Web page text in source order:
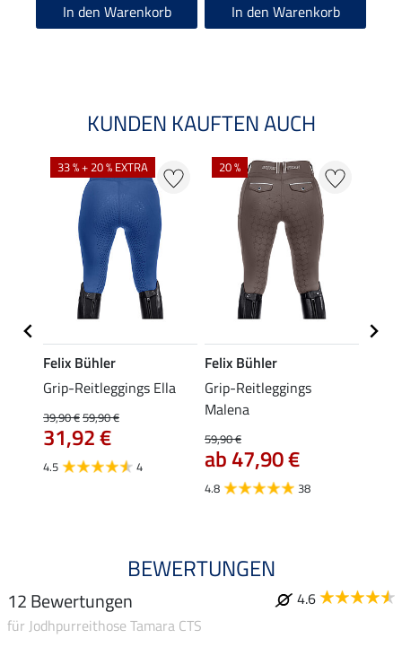
In den Warenkorb In den Warenkorb
KUNDEN KAUFTEN AUCH
33 % + 20 % EXTRA
Felix Bühler
Grip-Reitleggings Ella
39,90 €59,90 €
31,92 €
4.5 4
20 %
Felix Bühler
Grip-Reitleggings
Malena
59,90 €
ab 47,90 €
4.8 38
BEWERTUNGEN
12 Bewertungen
4.6
für Jodhpurreithose Tamara CTS